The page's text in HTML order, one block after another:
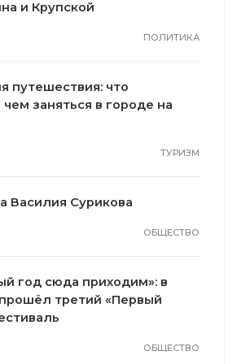
и Крупской
ПОЛИТИКА
путешествия: что
заняться в городе на
ТУРИЗМ
Василия Сурикова
ОБЩЕСТВО
год сюда приходим»: в
третий «Первый
ОБЩЕСТВО